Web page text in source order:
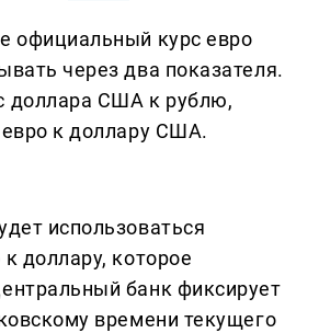
официальный курс евро
через два показателя.
доллара США к рублю,
к доллару США.
использоваться
доллару, которое
банк фиксирует
времени текущего